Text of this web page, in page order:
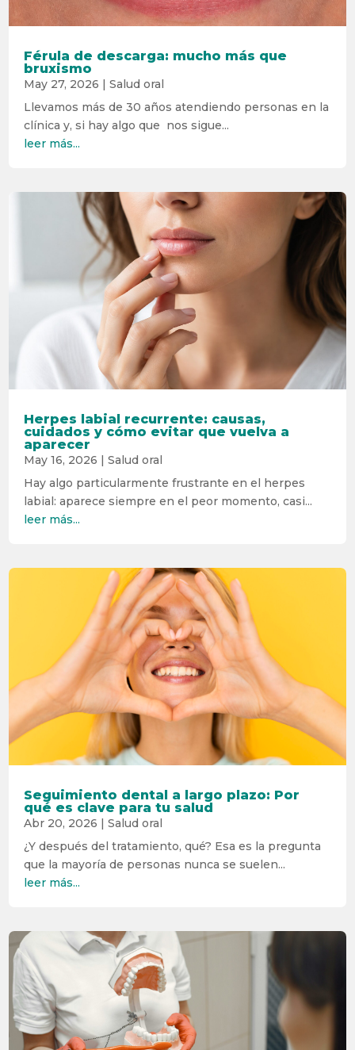
Férula de descarga: mucho más que
bruxismo
May 27, 2026 |Salud oral
Llevamos más de 30 años atendiendo personas en la
clínica y, si hay algo que nos sigue...
leer más...
Herpes labial recurrente: causas,
cuidados y cómo evitar que vuelva a
aparecer
May 16, 2026 |Salud oral
Hay algo particularmente frustrante en el herpes
labial: aparece siempre en el peor momento, casi...
leer más...
Seguimiento dental a largo plazo: Por
qué es clave para tu salud
Abr 20, 2026 |Salud oral
¿Y después del tratamiento, qué? Esa es la pregunta
que la mayoría de personas nunca se suelen...
leer más...